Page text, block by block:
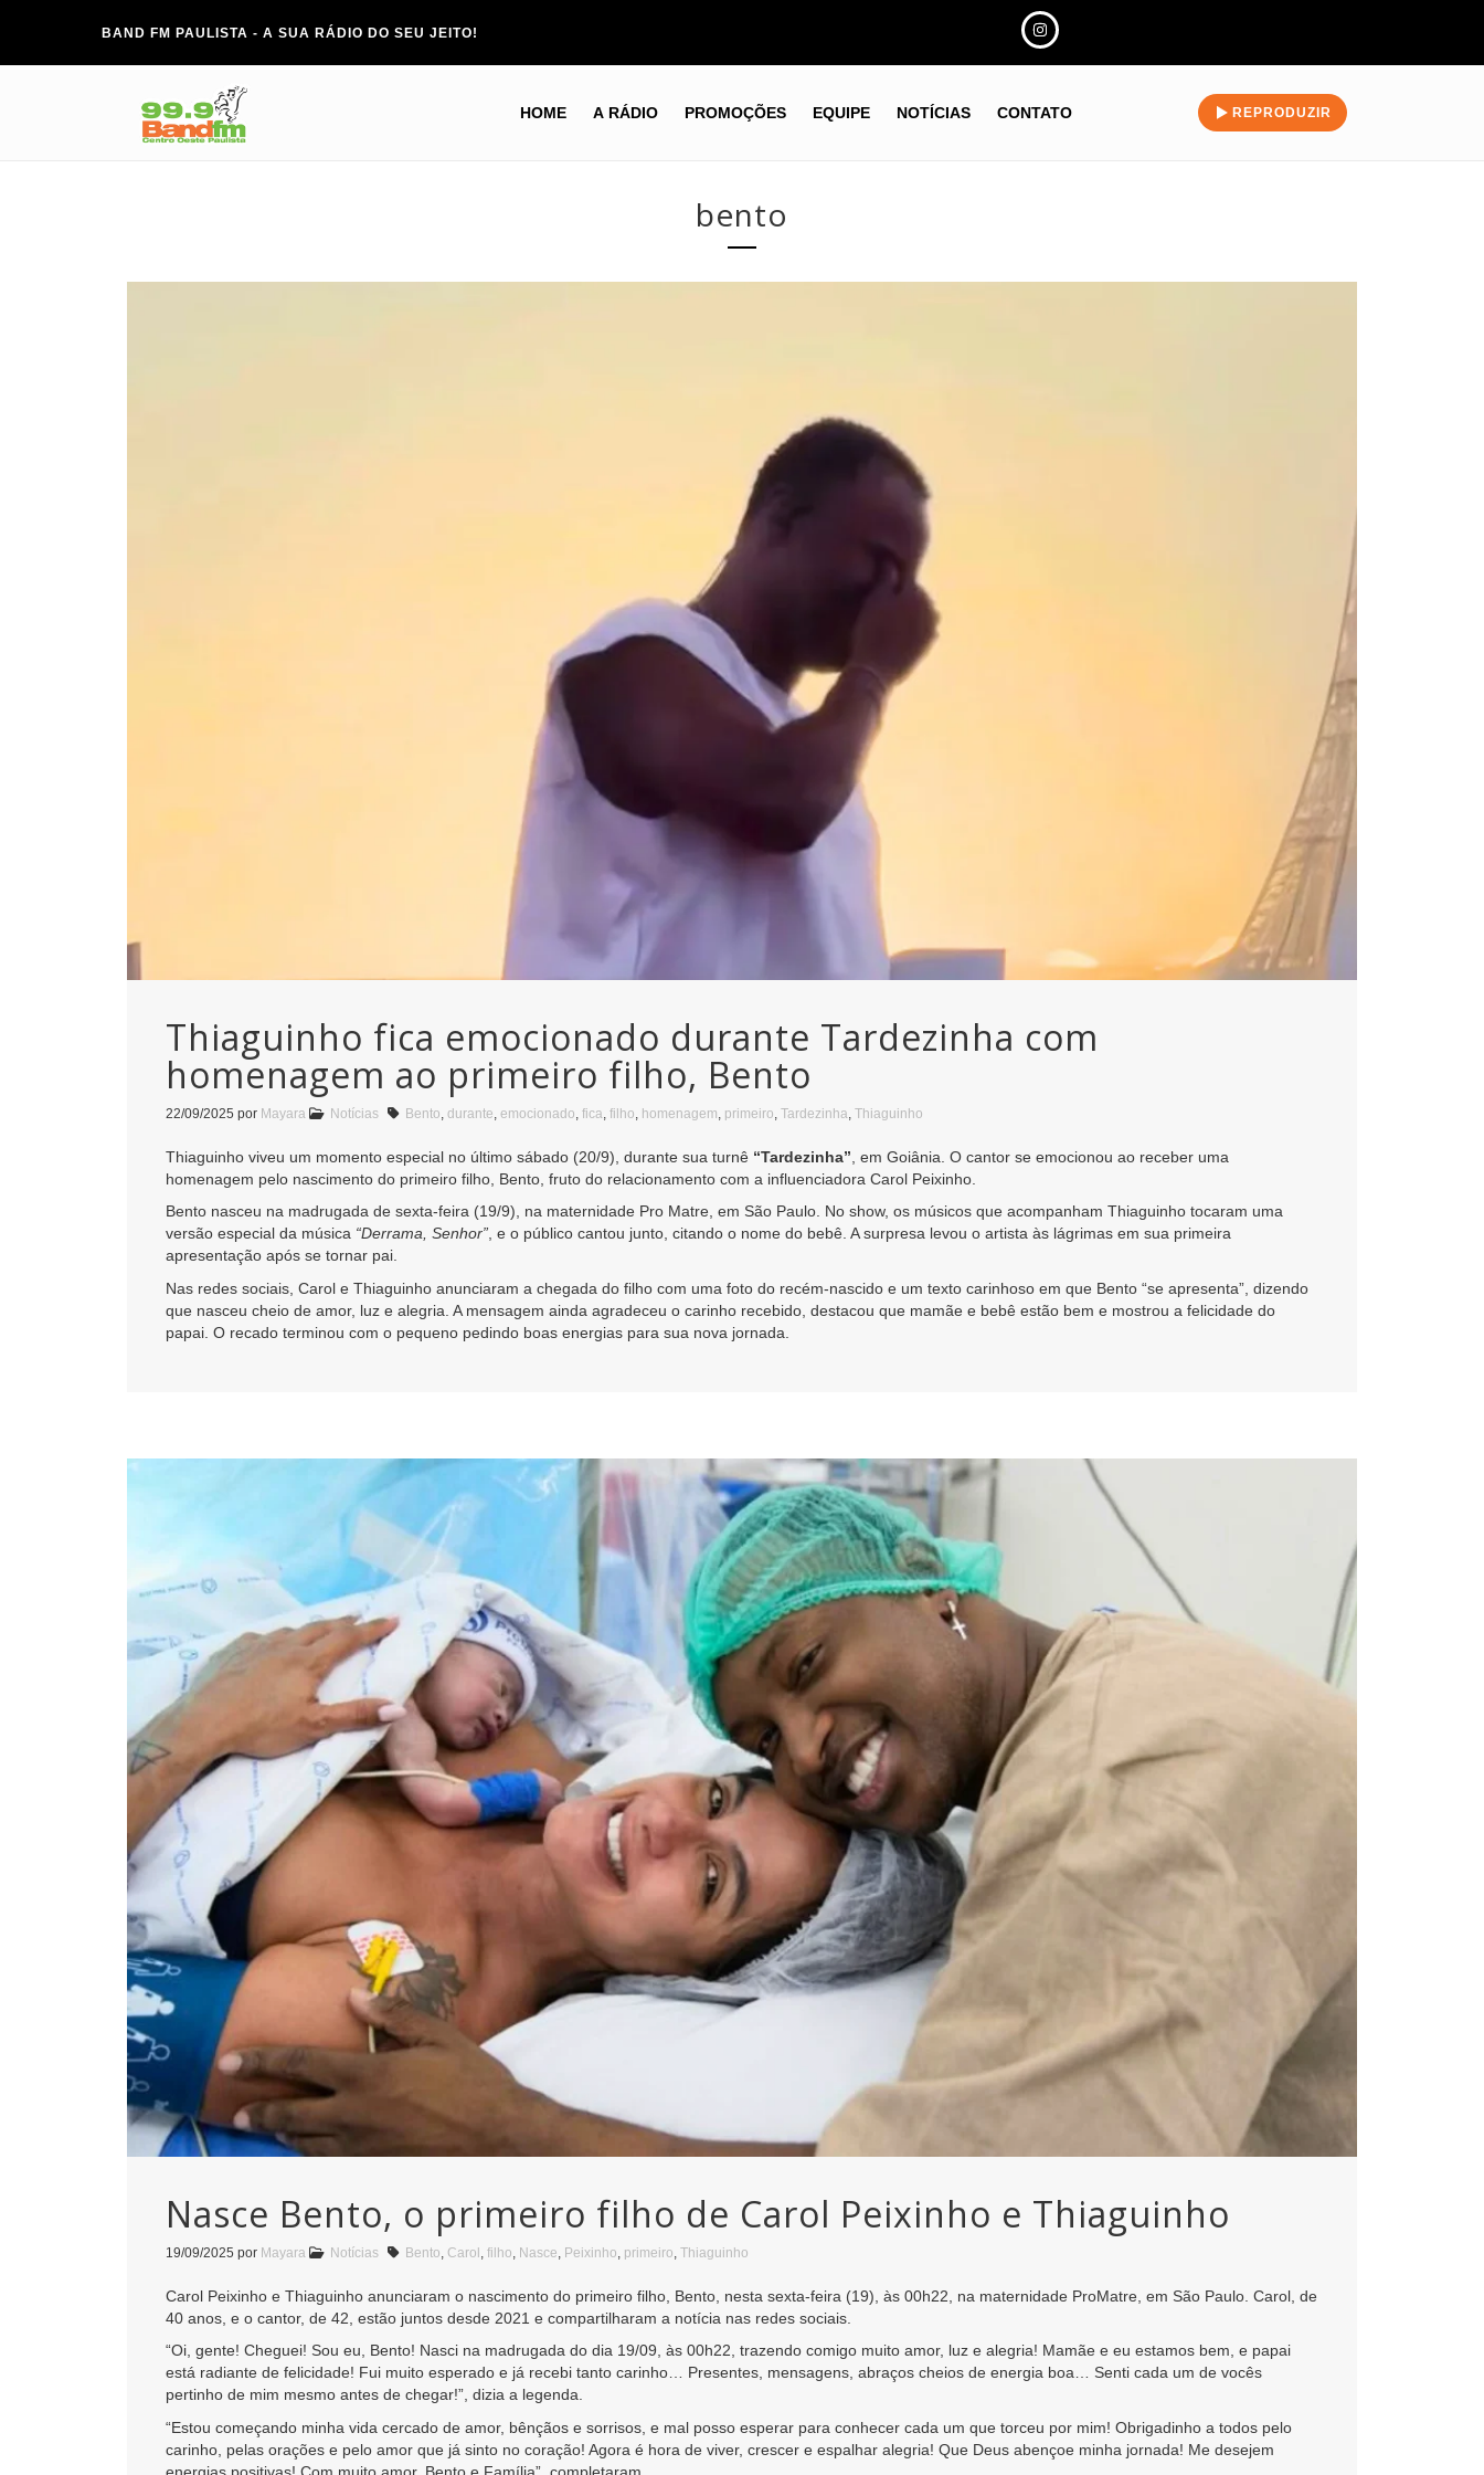
BAND FM PAULISTA - A SUA RÁDIO DO SEU JEITO!
HOME A RÁDIO PROMOÇÕES EQUIPE NOTÍCIAS CONTATO REPRODUZIR
bento
Thiaguinho fica emocionado durante Tardezinha com
homenagem ao primeiro filho, Bento
22/09/2025 por Mayara Notícias Bento, durante, emocionado, fica, filho, homenagem, primeiro, Tardezinha, Thiaguinho
Thiaguinho viveu um momento especial no último sábado (20/9), durante sua turnê “Tardezinha” , em Goiânia. O cantor se emocionou ao receber uma
homenagem pelo nascimento do primeiro filho, Bento, fruto do relacionamento com a influenciadora Carol Peixinho.
Bento nasceu na madrugada de sexta-feira (19/9), na maternidade Pro Matre, em São Paulo. No show, os músicos que acompanham Thiaguinho tocaram uma
versão especial da música “Derrama, Senhor”, e o público cantou junto, citando o nome do bebê. A surpresa levou o artista às lágrimas em sua primeira
apresentação após se tornar pai.
Nas redes sociais, Carol e Thiaguinho anunciaram a chegada do filho com uma foto do recém-nascido e um texto carinhoso em que Bento “se apresenta”, dizendo
que nasceu cheio de amor, luz e alegria. A mensagem ainda agradeceu o carinho recebido, destacou que mamãe e bebê estão bem e mostrou a felicidade do
papai. O recado terminou com o pequeno pedindo boas energias para sua nova jornada.
Nasce Bento, o primeiro filho de Carol Peixinho e Thiaguinho
19/09/2025 por Mayara Notícias Bento, Carol , filho, Nasce, Peixinho, primeiro, Thiaguinho
Carol Peixinho e Thiaguinho anunciaram o nascimento do primeiro filho, Bento, nesta sexta-feira (19), às 00h22, na maternidade ProMatre, em São Paulo. Carol, de
40 anos, e o cantor, de 42, estão juntos desde 2021 e compartilharam a notícia nas redes sociais.
“Oi, gente! Cheguei! Sou eu, Bento! Nasci na madrugada do dia 19/09, às 00h22, trazendo comigo muito amor, luz e alegria! Mamãe e eu estamos bem, e papai
está radiante de felicidade! Fui muito esperado e já recebi tanto carinho… Presentes, mensagens, abraços cheios de energia boa… Senti cada um de vocês
pertinho de mim mesmo antes de chegar!”, dizia a legenda.
“Estou começando minha vida cercado de amor, bênçãos e sorrisos, e mal posso esperar para conhecer cada um que torceu por mim! Obrigadinho a todos pelo
carinho, pelas orações e pelo amor que já sinto no coração! Agora é hora de viver, crescer e espalhar alegria! Que Deus abençoe minha jornada! Me desejem
energias positivas! Com muito amor, Bento e Família”, completaram.